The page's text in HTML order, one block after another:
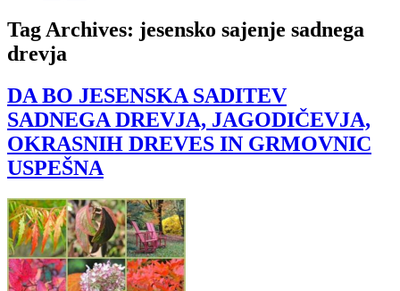
Tag Archives: jesensko sajenje sadnega
drevja
DA BO JESENSKA SADITEV
SADNEGA DREVJA, JAGODIČEVJA,
OKRASNIH DREVES IN GRMOVNIC
USPEŠNA